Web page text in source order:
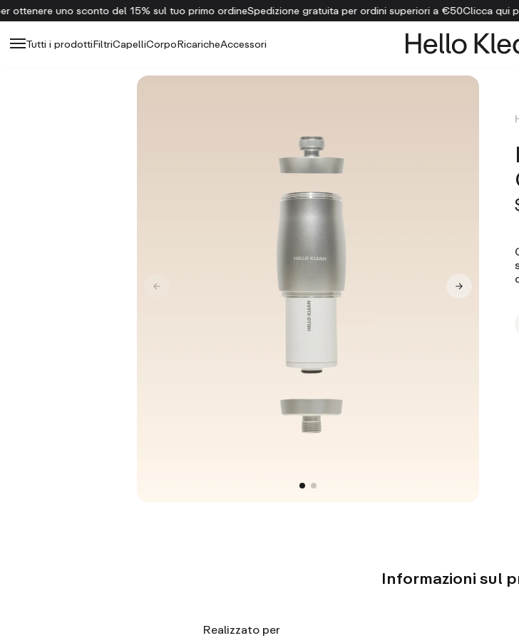
uno sconto del 15% sul tuo primo ordineSpedizione gratuita per ordini superiori a €50Clicca qui per
Tutti i prodottiFiltriCapelliCorpoRicaricheAccessori
Informazioni sul
Realizzato per